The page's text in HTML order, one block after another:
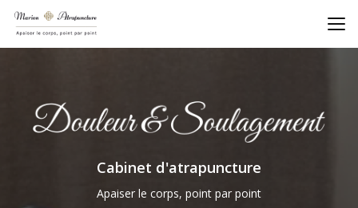
Aller
contenu
principal
Cabinet d'atrapuncture
Apaiser le corps, point par point